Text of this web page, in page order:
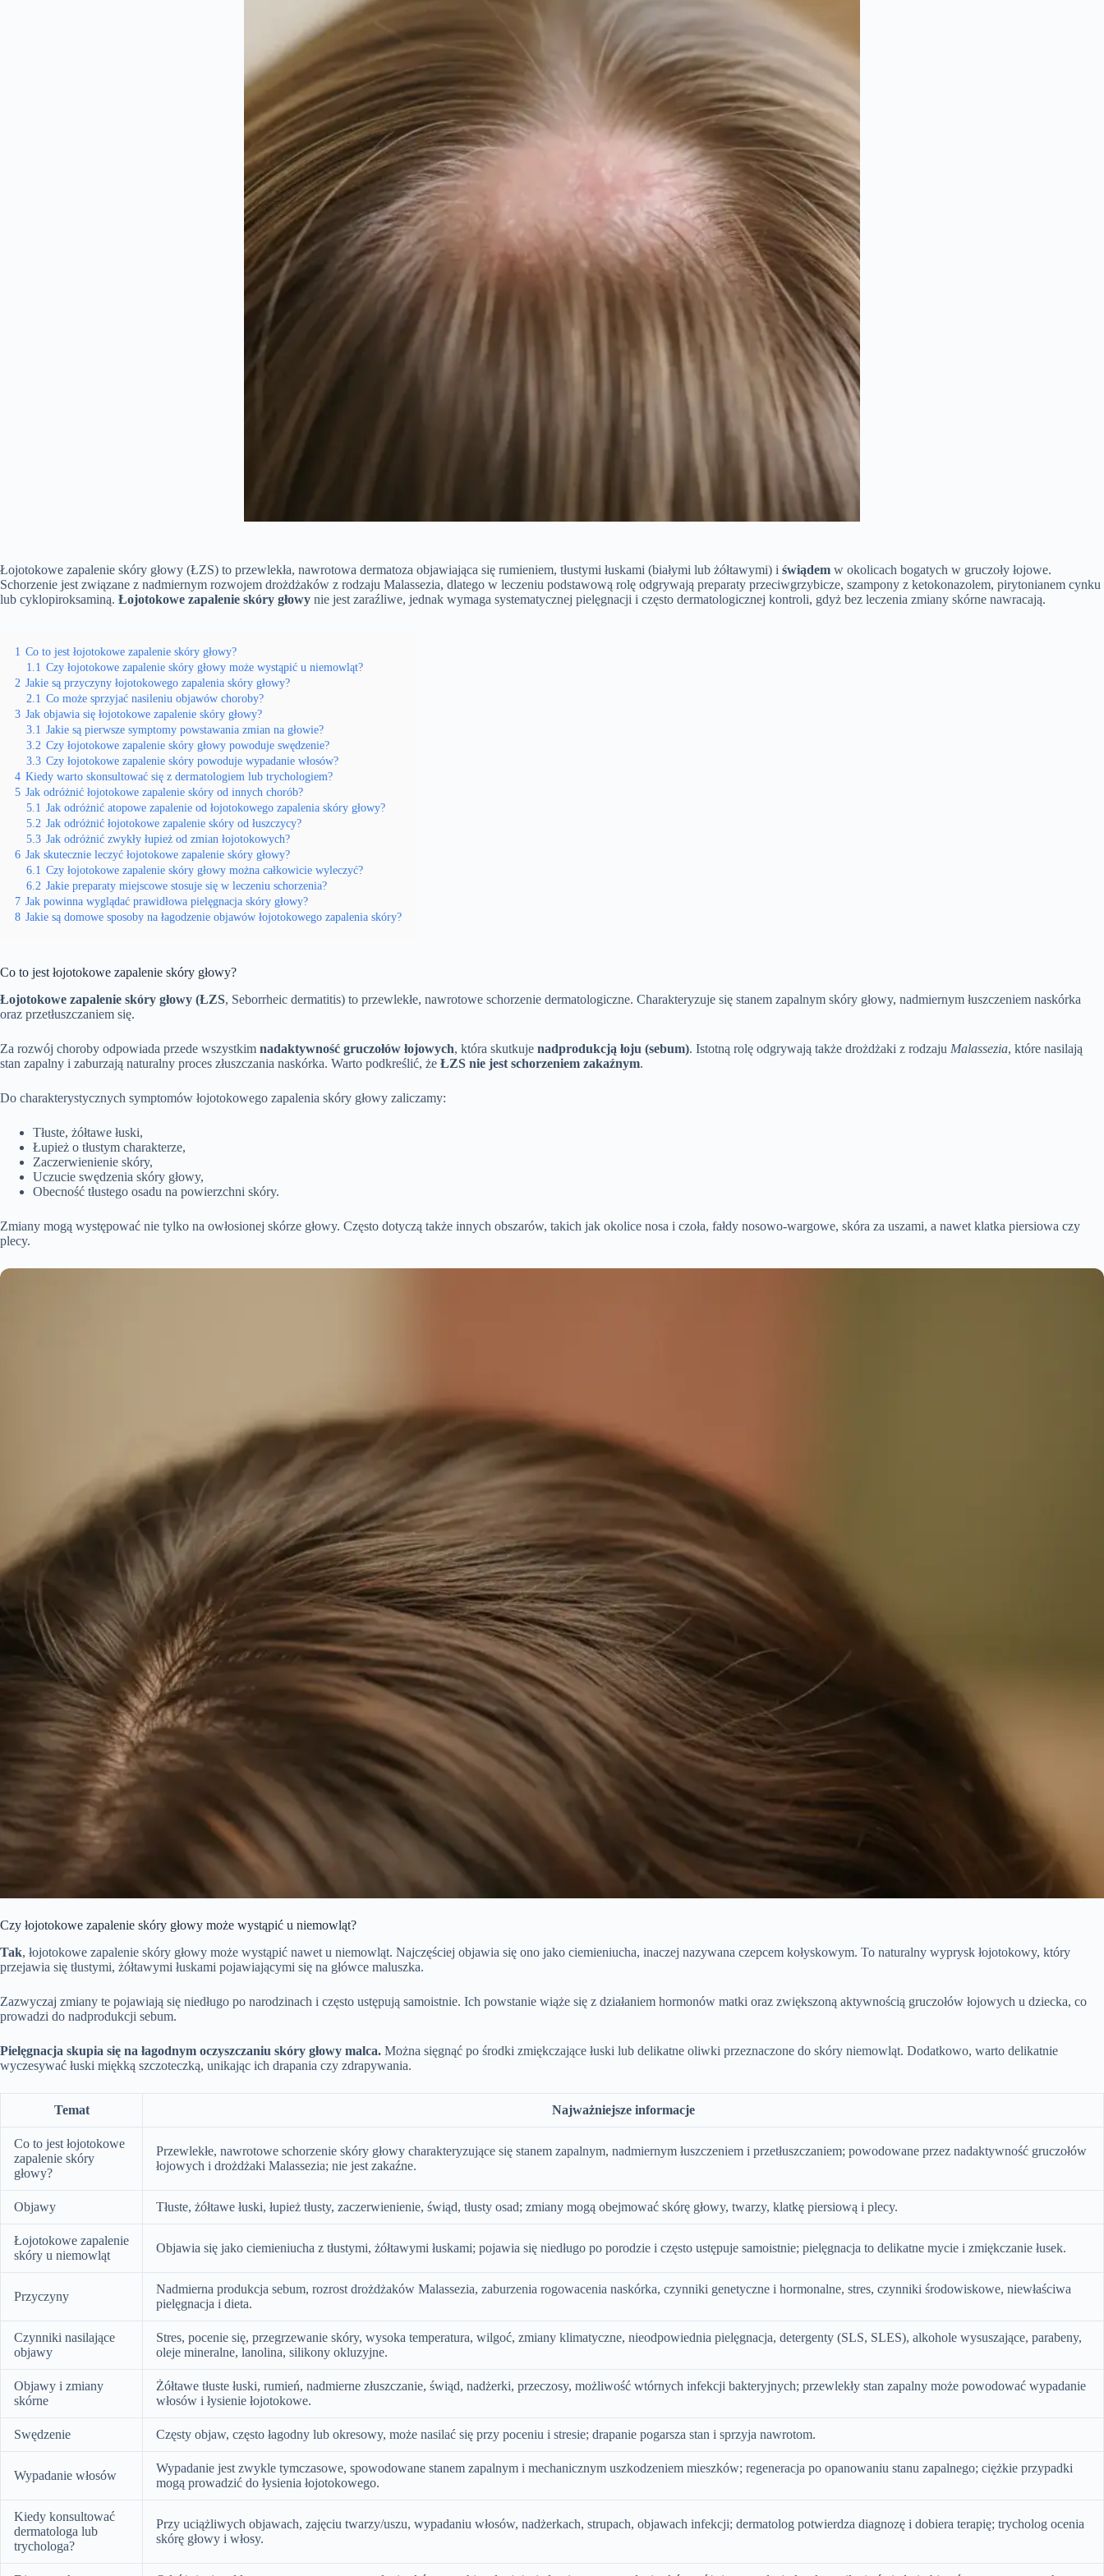
Łojotokowe zapalenie skóry głowy (ŁZS) to przewlekła, nawrotowa dermatoza objawiająca się rumieniem, tłustymi łuskami (białymi lub żółtawymi) i świądem w okolicach bogatych w gruczoły łojowe.
Schorzenie jest związane z nadmiernym rozwojem drożdżaków z rodzaju Malassezia, dlatego w leczeniu podstawową rolę odgrywają preparaty przeciwgrzybicze, szampony z ketokonazolem, pirytonianem cynku
lub cyklopiroksaminą. Łojotokowe zapalenie skóry głowy nie jest zaraźliwe, jednak wymaga systematycznej pielęgnacji i często dermatologicznej kontroli, gdyż bez leczenia zmiany skórne nawracają.
1 Co to jest łojotokowe zapalenie skóry głowy?
1.1 Czy łojotokowe zapalenie skóry głowy może wystąpić u niemowląt?
2 Jakie są przyczyny łojotokowego zapalenia skóry głowy?
2.1 Co może sprzyjać nasileniu objawów choroby?
3 Jak objawia się łojotokowe zapalenie skóry głowy?
3.1 Jakie są pierwsze symptomy powstawania zmian na głowie?
3.2 Czy łojotokowe zapalenie skóry głowy powoduje swędzenie?
3.3 Czy łojotokowe zapalenie skóry powoduje wypadanie włosów?
4 Kiedy warto skonsultować się z dermatologiem lub trychologiem?
5 Jak odróżnić łojotokowe zapalenie skóry od innych chorób?
5.1 Jak odróżnić atopowe zapalenie od łojotokowego zapalenia skóry głowy?
5.2 Jak odróżnić łojotokowe zapalenie skóry od łuszczycy?
5.3 Jak odróżnić zwykły łupież od zmian łojotokowych?
6 Jak skutecznie leczyć łojotokowe zapalenie skóry głowy?
6.1 Czy łojotokowe zapalenie skóry głowy można całkowicie wyleczyć?
6.2 Jakie preparaty miejscowe stosuje się w leczeniu schorzenia?
7 Jak powinna wyglądać prawidłowa pielęgnacja skóry głowy?
8 Jakie są domowe sposoby na łagodzenie objawów łojotokowego zapalenia skóry?
Co to jest łojotokowe zapalenie skóry głowy?
Łojotokowe zapalenie skóry głowy (ŁZS, Seborrheic dermatitis) to przewlekłe, nawrotowe schorzenie dermatologiczne. Charakteryzuje się stanem zapalnym skóry głowy, nadmiernym łuszczeniem naskórka
oraz przetłuszczaniem się.
Za rozwój choroby odpowiada przede wszystkim nadaktywność gruczołów łojowych, która skutkuje nadprodukcją łoju (sebum). Istotną rolę odgrywają także drożdżaki z rodzaju Malassezia, które nasilają
stan zapalny i zaburzają naturalny proces złuszczania naskórka. Warto podkreślić, że ŁZS nie jest schorzeniem zakaźnym.
Do charakterystycznych symptomów łojotokowego zapalenia skóry głowy zaliczamy:
Tłuste, żółtawe łuski,
Łupież o tłustym charakterze,
Zaczerwienienie skóry,
Uczucie swędzenia skóry głowy,
Obecność tłustego osadu na powierzchni skóry.
Zmiany mogą występować nie tylko na owłosionej skórze głowy. Często dotyczą także innych obszarów, takich jak okolice nosa i czoła, fałdy nosowo-wargowe, skóra za uszami, a nawet klatka piersiowa czy
plecy.
Czy łojotokowe zapalenie skóry głowy może wystąpić u niemowląt?
Tak, łojotokowe zapalenie skóry głowy może wystąpić nawet u niemowląt. Najczęściej objawia się ono jako ciemieniucha, inaczej nazywana czepcem kołyskowym. To naturalny wyprysk łojotokowy, który
przejawia się tłustymi, żółtawymi łuskami pojawiającymi się na główce maluszka.
Zazwyczaj zmiany te pojawiają się niedługo po narodzinach i często ustępują samoistnie. Ich powstanie wiąże się z działaniem hormonów matki oraz zwiększoną aktywnością gruczołów łojowych u dziecka, co
prowadzi do nadprodukcji sebum.
Pielęgnacja skupia się na łagodnym oczyszczaniu skóry głowy malca. Można sięgnąć po środki zmiękczające łuski lub delikatne oliwki przeznaczone do skóry niemowląt. Dodatkowo, warto delikatnie
wyczesywać łuski miękką szczoteczką, unikając ich drapania czy zdrapywania.
Temat Najważniejsze informacje
Co to jest łojotokowe
zapalenie skóry
głowy?
Przewlekłe, nawrotowe schorzenie skóry głowy charakteryzujące się stanem zapalnym, nadmiernym łuszczeniem i przetłuszczaniem; powodowane przez nadaktywność gruczołów
łojowych i drożdżaki Malassezia; nie jest zakaźne.
Objawy Tłuste, żółtawe łuski, łupież tłusty, zaczerwienienie, świąd, tłusty osad; zmiany mogą obejmować skórę głowy, twarzy, klatkę piersiową i plecy.
Łojotokowe zapalenie
skóry u niemowląt
Objawia się jako ciemieniucha z tłustymi, żółtawymi łuskami; pojawia się niedługo po porodzie i często ustępuje samoistnie; pielęgnacja to delikatne mycie i zmiękczanie łusek.
Przyczyny
Nadmierna produkcja sebum, rozrost drożdżaków Malassezia, zaburzenia rogowacenia naskórka, czynniki genetyczne i hormonalne, stres, czynniki środowiskowe, niewłaściwa
pielęgnacja i dieta.
Czynniki nasilające
objawy
Stres, pocenie się, przegrzewanie skóry, wysoka temperatura, wilgoć, zmiany klimatyczne, nieodpowiednia pielęgnacja, detergenty (SLS, SLES), alkohole wysuszające, parabeny,
oleje mineralne, lanolina, silikony okluzyjne.
Objawy i zmiany
skórne
Żółtawe tłuste łuski, rumień, nadmierne złuszczanie, świąd, nadżerki, przeczosy, możliwość wtórnych infekcji bakteryjnych; przewlekły stan zapalny może powodować wypadanie
włosów i łysienie łojotokowe.
Swędzenie Częsty objaw, często łagodny lub okresowy, może nasilać się przy poceniu i stresie; drapanie pogarsza stan i sprzyja nawrotom.
Wypadanie włosów
Wypadanie jest zwykle tymczasowe, spowodowane stanem zapalnym i mechanicznym uszkodzeniem mieszków; regeneracja po opanowaniu stanu zapalnego; ciężkie przypadki
mogą prowadzić do łysienia łojotokowego.
Kiedy konsultować
dermatologa lub
trychologa?
Przy uciążliwych objawach, zajęciu twarzy/uszu, wypadaniu włosów, nadżerkach, strupach, objawach infekcji; dermatolog potwierdza diagnozę i dobiera terapię; trycholog ocenia
skórę głowy i włosy.